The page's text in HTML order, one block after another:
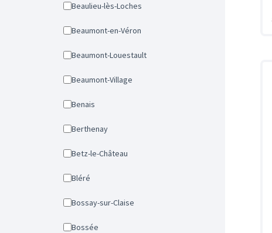
Beaulieu-lès-Loches
Beaumont-en-Véron
Beaumont-Louestault
Beaumont-Village
Benais
Berthenay
Betz-le-Château
Bléré
Bossay-sur-Claise
Bossée